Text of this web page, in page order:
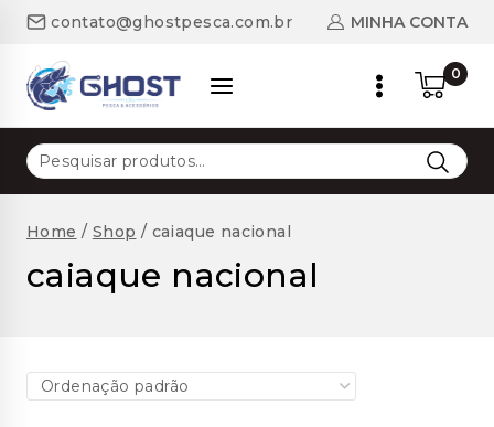
contato@ghostpesca.com.br MINHA CONTA
0
Pesquisar
por:
Home / Shop / caiaque nacional
caiaque nacional